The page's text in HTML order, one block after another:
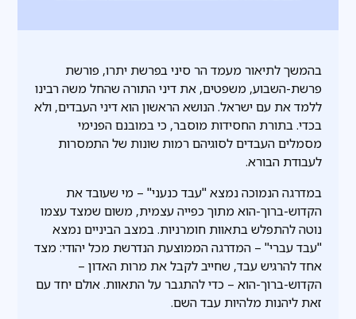
בהמשך לתיאור מעמד הר סיני בפרשת יתרו, פורשת
פרשת-השבוע, משפטים, את דיני התורה שהחל משה רבינו
ללמד את עם ישראל. הנושא הראשון הוא דיני העבדים, ולא
בכדי. בתורת החסידות מוסבר, כי במובנם הפנימי
מסמלים העבדים לסוגיהם רמות שונות של התמסרות
לעבודת הבורא.
במדרגה הנמוכה נמצא "עבד כנעני" – מי שעובד את
הקדוש-ברוך-הוא מתוך כפייה עצמית, משום שמצד עצמו
נוטה להתפלש בתאוות חומרניות. במצב הביניים נמצא
"עבד עברי" – המדרגה הממוצעת הנדרשת מכל יהודי: מצד
אחד להרגיש עבד, שחייב לקבל את מרות האדון –
הקדוש-ברוך-הוא – כדי להתגבר על התאוות. אולם יחד עם
זאת ליהנות מלהיות עבד השם.